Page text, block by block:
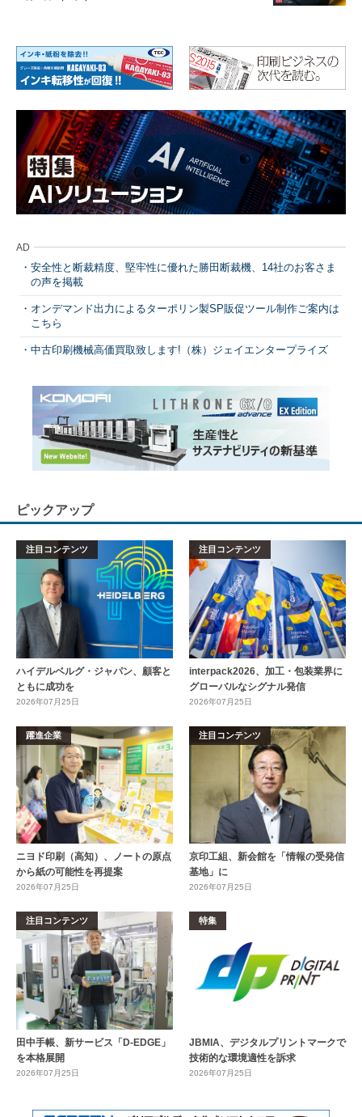
AD
安全性と断裁精度、堅牢性に優れた勝田断裁機、14社のお客さま
の声を掲載
オンデマンド出力によるターポリン製SP販促ツール制作ご案内は
こちら
中古印刷機械高価買取致します!（株）ジェイエンタープライズ
ピックアップ
注目コンテンツ
ハイデルベルグ・ジャパン、顧客と
ともに成功を
2026年07月25日
注目コンテンツ
interpack2026、加工・包装業界に
グローバルなシグナル発信
2026年07月25日
躍進企業
ニヨド印刷（高知）、ノートの原点
から紙の可能性を再提案
2026年07月25日
注目コンテンツ
京印工組、新会館を「情報の受発信
基地」に
2026年07月25日
注目コンテンツ
田中手帳、新サービス「D-EDGE」
を本格展開
2026年07月25日
特集
JBMIA、デジタルプリントマークで
技術的な環境適性を訴求
2026年07月25日